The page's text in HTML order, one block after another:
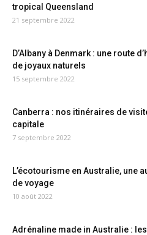
tropical Queensland
21 septembre 2022
D’Albany à Denmark : une route
de joyaux naturels
15 septembre 2022
Canberra : nos itinéraires de
capitale
7 septembre 2022
L’écotourisme en Australie, une
de voyage
10 août 2022
Adrénaline made in Australie :